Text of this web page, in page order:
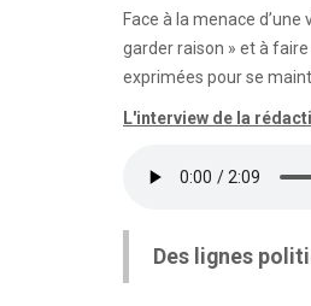
Face à la menace
garder raison » et à
exprimées pour se
L'interview de la
Des lignes